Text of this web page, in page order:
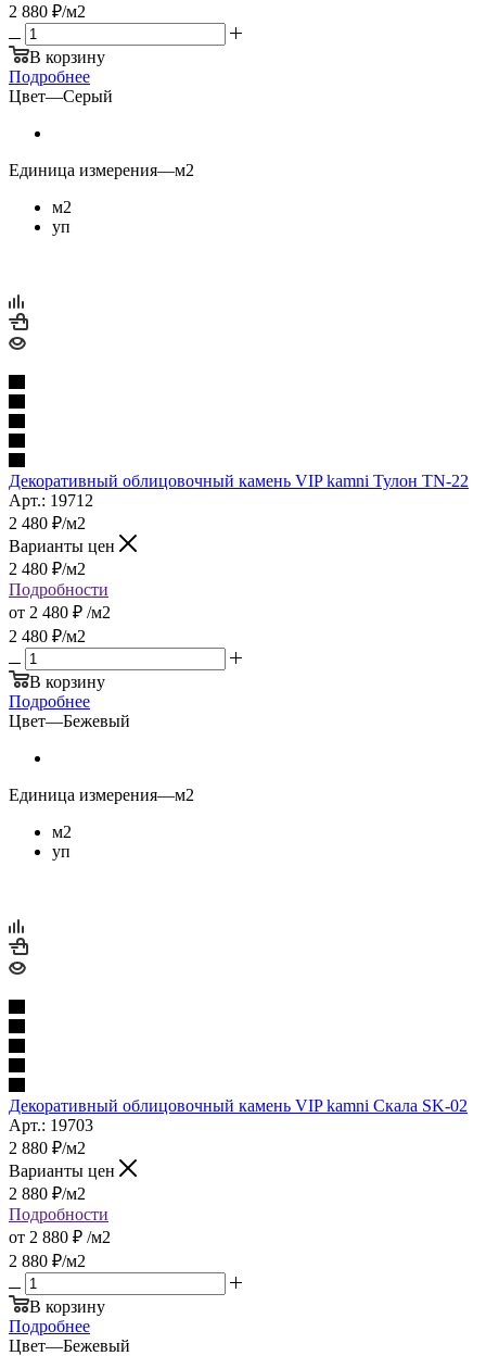
2 880 ₽/м2
В корзину
Подробнее
Цвет—Серый
Единица измерения—м2
м2
уп
Декоративный облицовочный камень VIP kamni Тулон TN-22
Арт.: 19712
2 480 ₽/м2
Варианты цен
2 480 ₽/м2
Подробности
от 2 480 ₽ /м2
2 480 ₽/м2
В корзину
Подробнее
Цвет—Бежевый
Единица измерения—м2
м2
уп
Декоративный облицовочный камень VIP kamni Скала SK-02
Арт.: 19703
2 880 ₽/м2
Варианты цен
2 880 ₽/м2
Подробности
от 2 880 ₽ /м2
2 880 ₽/м2
В корзину
Подробнее
Цвет—Бежевый